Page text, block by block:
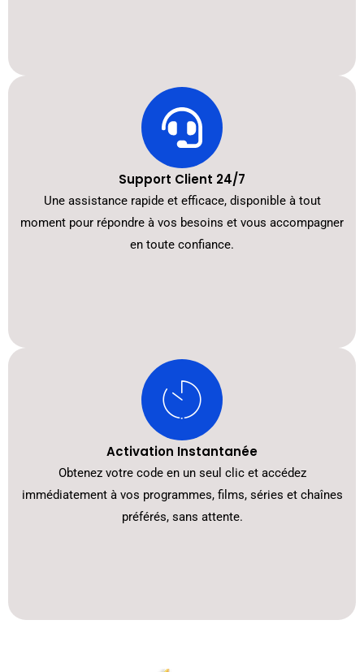
Support Client 24/7
Une assistance rapide et efficace, disponible à tout
moment pour répondre à vos besoins et vous accompagner
en toute confiance.
Activation Instantanée
Obtenez votre code en un seul clic et accédez
immédiatement à vos programmes, films, séries et chaînes
préférés, sans attente.